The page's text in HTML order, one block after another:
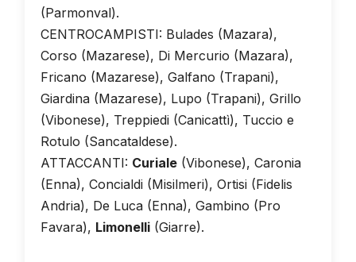
(Parmonval).
CENTROCAMPISTI: Bulades (Mazara),
Corso (Mazarese), Di Mercurio (Mazara),
Fricano (Mazarese), Galfano (Trapani),
Giardina (Mazarese), Lupo (Trapani), Grillo
(Vibonese), Treppiedi (Canicattì), Tuccio e
Rotulo (Sancataldese).
ATTACCANTI: Curiale(Vibonese), Caronia
(Enna), Concialdi (Misilmeri), Ortisi (Fidelis
Andria), De Luca (Enna), Gambino (Pro
Favara), Limonelli(Giarre).